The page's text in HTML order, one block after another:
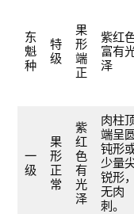
东
魁
种
特
级
果
形
端
正
紫红
富有
泽
一
级
果
形
正
常
紫
红
色
有
光
泽
肉柱
端呈圆
钝形
少量
锐形，
无肉
刺。